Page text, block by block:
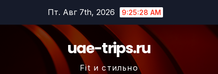
содержимому
Пт. Авг 7th, 2026 9:25:29 AM
uae-trips.ru
Fit и стильно